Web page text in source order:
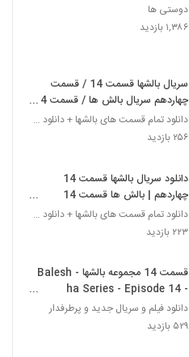
دوستی ها
۱,۳۸۶ بازدید
سریال بالشها قسمت 14 / قسمت
چهاردهم سریال بالش ها / قسمت 14
= سیما دانلود رسانه ای متناسب با
خانواده ایرانی
دانلود تمام قسمت های بالشها + دانلود قسمت 14 چهارد
۲۵۶ بازدید
دانلود سریال بالشها قسمت 14
چهاردهم | بالش ها قسمت 14
چهاردهم + سیما دانلود رسانه فارسی دانلود تمام قسمت های بالشها + دانلود قسمت 14 چهارد
۲۲۳ بازدید
قسمت 14 مجموعه بالشها - Balesh
ha Series - Episode 14 -
YouTube
دانلود فیلم و سریال جدید و پرطرفدار
۵۲۹ بازدید